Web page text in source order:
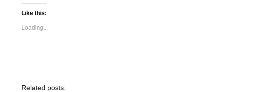
Twitter
(Opens
new
window)
Like this:
Loading...
Related posts: